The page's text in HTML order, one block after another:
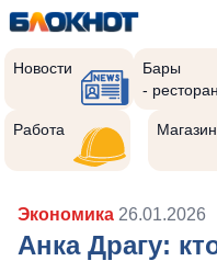
Новости
Бары
-
Работа
Экономика 26.01.2026
Анка Драгу: